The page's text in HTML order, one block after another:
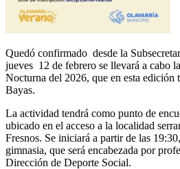
Quedó confirmado desde la
jueves 12 de febrero se llevará a cabo
Nocturna del 2026, que en esta edición
Bayas.
La actividad tendrá como punto de
ubicado en el acceso a la localidad
Fresnos. Se iniciará a partir de las
gimnasia, que será encabezada por
Dirección de Deporte Social.